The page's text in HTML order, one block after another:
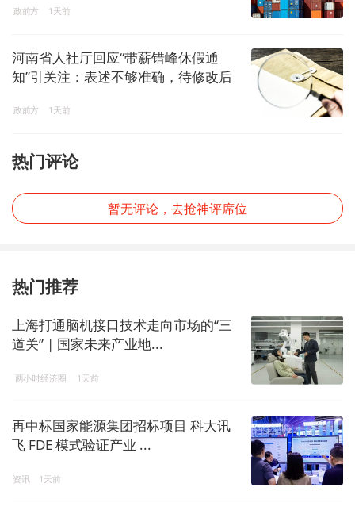
政前方 1天前
河南省人社厅回应“带薪错峰休假通
知”引关注：表述不够准确，待修改后
政前方 1天前
热门评论
暂无评论，去抢神评席位
热门推荐
上海打通脑机接口技术走向市场的“三
道关” | 国家未来产业地...
两小时经济圈 1天前
再中标国家能源集团招标项目 科大讯
飞 FDE 模式验证产业 ...
资讯 1天前